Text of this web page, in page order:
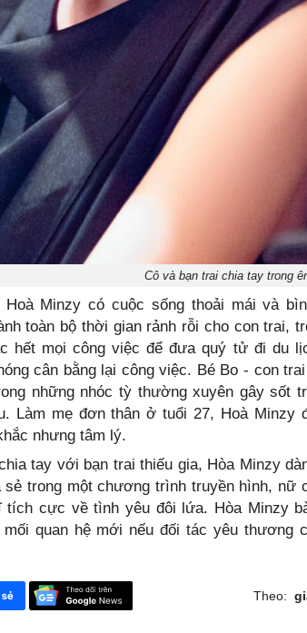
Cô và bạn trai chia tay trong
Minzy có cuộc sống thoải mái và
toàn bộ thời gian rảnh rỗi cho con trai,
hết mọi công việc để đưa quý tử đi du
cân bằng lại công việc. Bé Bo - con
những nhóc tỳ thường xuyên gây sốt
Làm mẹ đơn thân ở tuổi 27, Hoà
nhưng tâm lý.
tay với bạn trai thiếu gia, Hòa Minzy
sẻ trong một chương trình truyền hình, nữ
tích cực về tình yêu đôi lứa. Hòa Minzy
mối quan hệ mới nếu đối tác yêu thương
Theo: